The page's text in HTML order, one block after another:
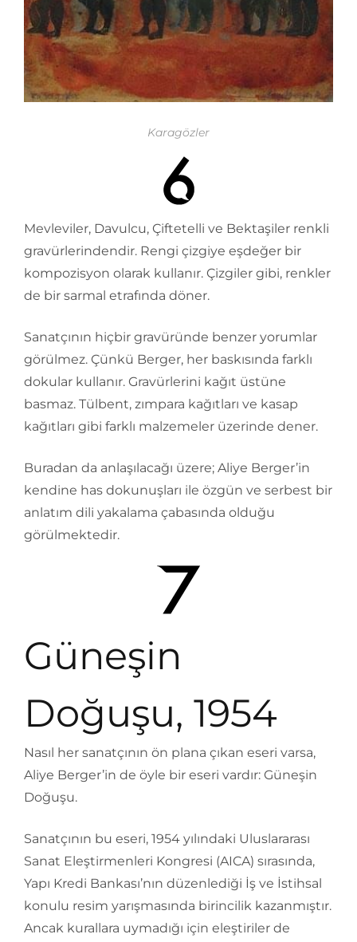
Karagözler
Mevleviler, Davulcu, Çiftetelli ve Bektaşiler renkli
gravürlerindendir. Rengi çizgiye eşdeğer bir
kompozisyon olarak kullanır. Çizgiler gibi, renkler
de bir sarmal etrafında döner.
Sanatçının hiçbir gravüründe benzer yorumlar
görülmez. Çünkü Berger, her baskısında farklı
dokular kullanır. Gravürlerini kağıt üstüne
basmaz. Tülbent, zımpara kağıtları ve kasap
kağıtları gibi farklı malzemeler üzerinde dener.
Buradan da anlaşılacağı üzere; Aliye Berger’in
kendine has dokunuşları ile özgün ve serbest bir
anlatım dili yakalama çabasında olduğu
görülmektedir.
Güneşin
Doğuşu, 1954
Nasıl her sanatçının ön plana çıkan eseri varsa,
Aliye Berger’in de öyle bir eseri vardır: Güneşin
Doğuşu.
Sanatçının bu eseri, 1954 yılındaki Uluslararası
Sanat Eleştirmenleri Kongresi (AICA) sırasında,
Yapı Kredi Bankası’nın düzenlediği İş ve İstihsal
konulu resim yarışmasında birincilik kazanmıştır.
Ancak kurallara uymadığı için eleştiriler de